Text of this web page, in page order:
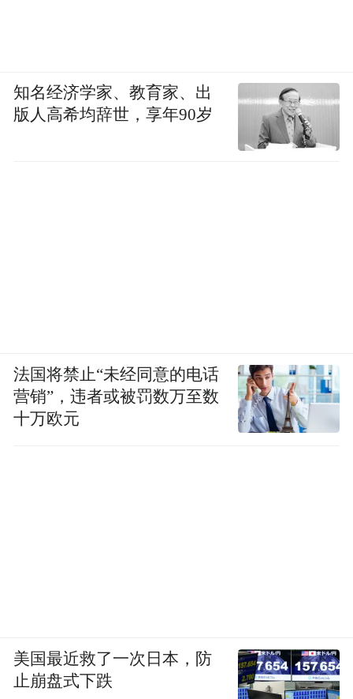
知名经济学家、教育家、出
版人高希均辞世，享年90岁
法国将禁止“未经同意的电话
营销”，违者或被罚数万至数
十万欧元
美国最近救了一次日本，防
止崩盘式下跌